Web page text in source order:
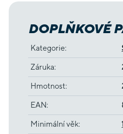
DOPLŇKOVÉ
Kategorie:
Záruka:
Hmotnost:
EAN:
Minimální věk: